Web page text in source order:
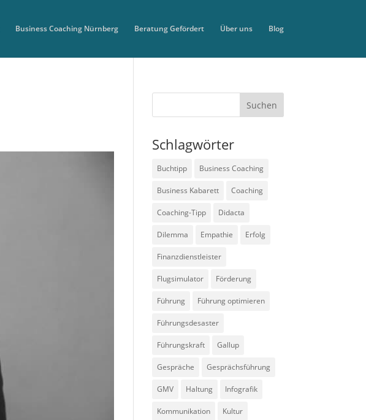
Business Coaching Nürnberg Beratung Gefördert Über uns Blog
Schlagwörter
Buchtipp Business Coaching
Business Kabarett Coaching
Coaching-Tipp Didacta
Dilemma Empathie Erfolg
Finanzdienstleister
Flugsimulator Förderung
Führung Führung optimieren
Führungsdesaster
Führungskraft Gallup
Gespräche Gesprächsführung
GMV Haltung Infografik
Kommunikation Kultur